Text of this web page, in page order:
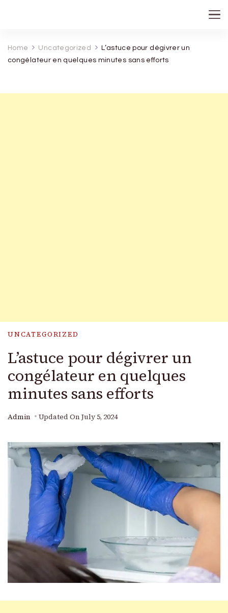
Home Uncategorized
L’astuce pour dégivrer un
congélateur en quelques minutes sans efforts
UNCATEGORIZED
L’astuce pour dégivrer un
congélateur en quelques
minutes sans efforts
Admin Updated On July 5, 2024